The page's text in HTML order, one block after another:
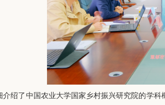
介绍了中国农业大学国家乡村振兴研究院的学